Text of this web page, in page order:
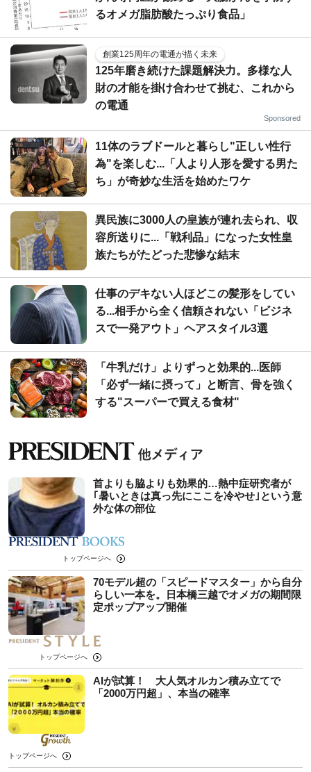
るオメガ脂肪酸たっぷり食品」
創業125周年の電通が描く未来
125年磨き続けた課題解決力。多様な人
財の才能を掛け合わせて挑む、これから
の電通
Sponsored
11体のラブドールと暮らし"正しい性行
為"を楽しむ...「人より人形を愛する男た
ち」が奇妙な生活を始めたワケ
異民族に3000人の皇族が連れ去られ、収
容所送りに...「戦利品」になった女性皇
族たちがたどった悲惨な結末
仕事のデキない人ほどこの髪形をしてい
る...相手から全く信頼されない「ビジネ
スで一発アウト」ヘアスタイル3選
「牛乳だけ」よりずっと効果的...医師
「必ず一緒に摂って」と断言、骨を強く
する"スーパーで買える食材"
首よりも脇よりも効果的…熱中症研究者が
｢暑いときは真っ先にここを冷やせ｣という意
外な体の部位
トップページへ
70モデル超の「スピードマスター」から自分
らしい一本を。日本橋三越でオメガの期間限
定ポップアップ開催
トップページへ
AIが試算！ 大人気オルカン積み立てで
「2000万円超」、本当の確率
トップページへ